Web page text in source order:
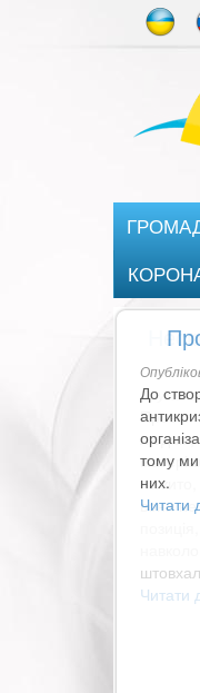
До
тому ми
них.
Читати